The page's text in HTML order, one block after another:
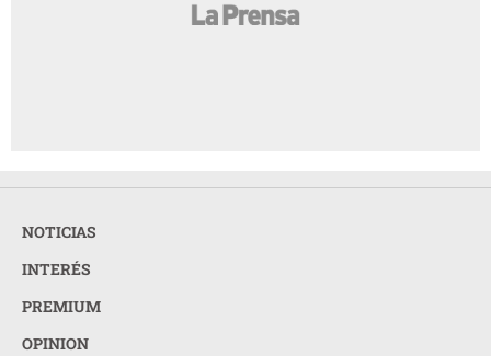
NOTICIAS
INTERÉS
PREMIUM
OPINION